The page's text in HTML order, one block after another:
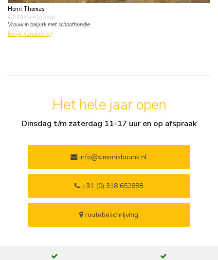
Henri Thomas
schilderij • te koop
Vrouw in baljurk met schoothondje
bekijk kunstwerk
Het hele jaar open
Dinsdag t/m zaterdag 11-17 uur en op afspraak
info@simonisbuunk.nl
+31 (0) 318 652888
routebeschrijving